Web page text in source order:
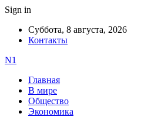
Sign in
Суббота, 8 августа, 2026
Контакты
N1
Главная
В мире
Общество
Экономика